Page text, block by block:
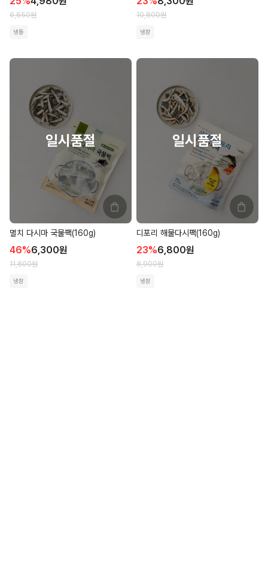
6,650원
냉동
10,800원
냉장
멸치 다시마 국물팩(160g)
46%6,300원
11,800원
냉장
디포리 해물다시팩(160g)
23%6,800원
8,900원
냉장